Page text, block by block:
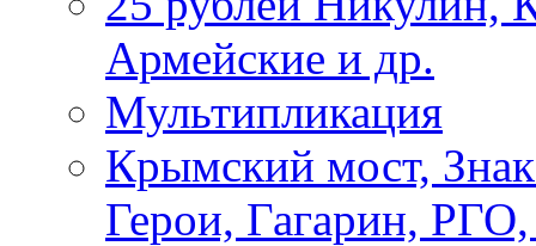
Армейские и др.
Мультипликация
Крымский мост,
Герои, Гагарин,